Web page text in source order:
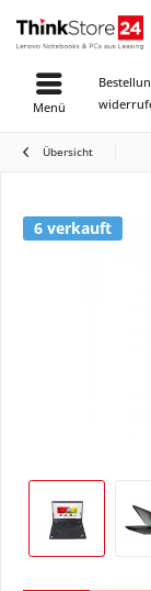
Menü
Übersicht
6 verkauft